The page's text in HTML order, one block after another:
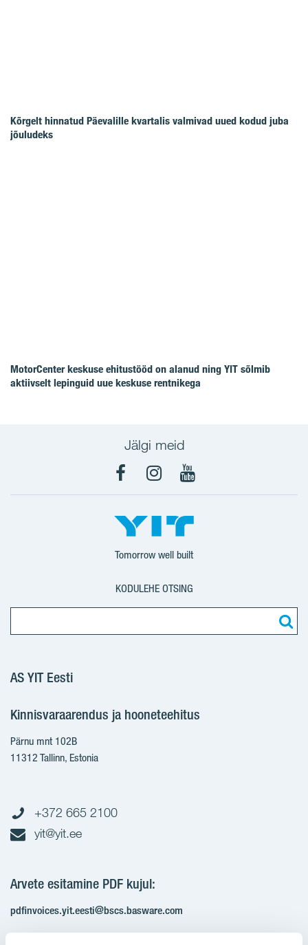
Kõrgelt hinnatud Päevalille kvartalis valmivad uued kodud juba
jõuludeks
MotorCenter keskuse ehitustööd on alanud ning YIT sõlmib
aktiivselt lepinguid uue keskuse rentnikega
Jälgi meid
FacebookInstagram
YouTube
Tomorrow well built
KODULEHE OTSING
AS YIT Eesti
Kinnisvaraarendus ja hooneteehitus
Pärnu mnt 102B
11312 Tallinn, Estonia
+372 665 2100
yit@yit.ee
Arvete esitamine PDF kujul:
pdfinvoices.yit.eesti@bscs.basware.com